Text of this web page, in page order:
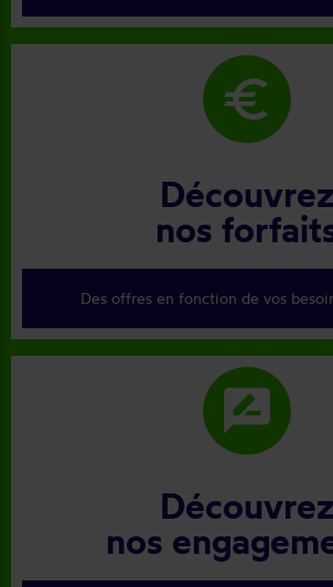
euro
Découvrez
nos
Des offres en fonction de vos
rate_review
Découvrez
nos